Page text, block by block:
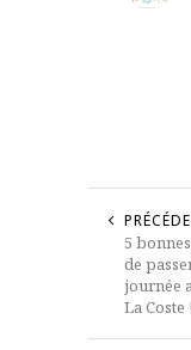
5
de
journée
La Coste !